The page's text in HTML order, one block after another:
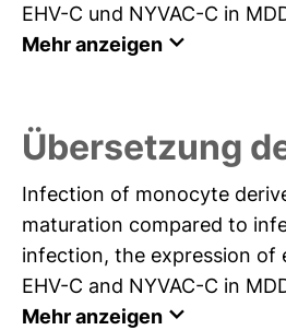
EHV-C und NYVAC-C in
Mehr anzeigen
Übersetzung
Infection of monocyte
maturation compared to
infection, the expression of
EHV-C and NYVAC-C in
Mehr anzeigen